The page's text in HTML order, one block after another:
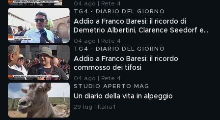
04 ago | Rete 4
TG4 - DIARIO DEL GIORNO
Addio a Franco Baresi: il ricordo di
Demetrio Albertini, Clarence Seedorf e
Giovanni Galli
04 ago | Rete 4
TG4 - DIARIO DEL GIORNO
Addio a Franco Baresi: il ricordo
commosso dei tifosi
04 ago | Rete 4
STUDIO APERTO MAG
Un diario della vita in alpeggio
29 lug | Italia 1